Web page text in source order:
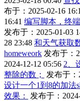
布于：2025-02-16
16:41 编写脚本，终
发布于：2025-01-03
28 23:48 和天气获取
homeweork 发布于：
2024-12-12 05:56 2、
整除的数；
发布于：
设计一个1到8的加法
效果：
发布于：